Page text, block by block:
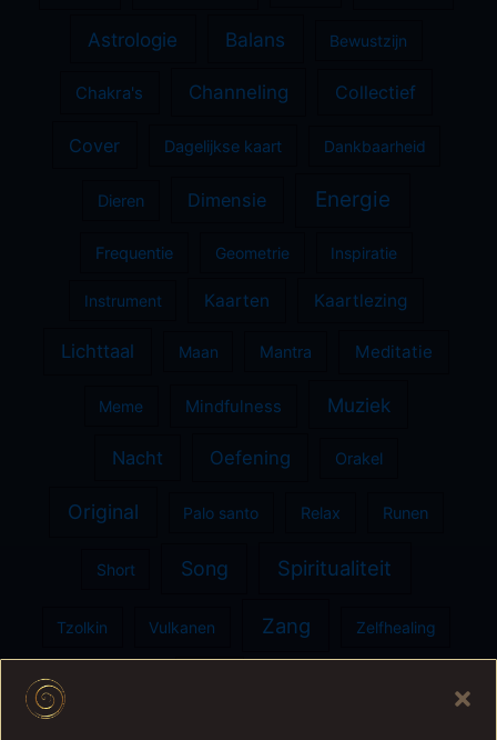
Astrologie Balans Bewustzijn
Chakra's Channeling Collectief
Cover Dagelijkse kaart Dankbaarheid
Dieren Dimensie Energie
Frequentie Geometrie Inspiratie
Instrument Kaarten Kaartlezing
Lichttaal Maan Mantra Meditatie
Meme Mindfulness Muziek
Nacht Oefening Orakel
Original Palo santo Relax Runen
Short Song Spiritualiteit
Tzolkin Vulkanen Zang Zelfhealing